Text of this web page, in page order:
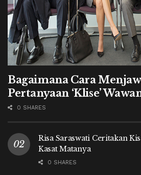
Bagaimana Cara
Pertanyaan ‘Klise’
0 SHARES
Risa Saraswati Ceritakan
Kasat Matanya
0 SHARES